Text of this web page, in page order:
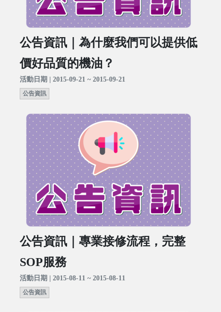
公告資訊｜為什麼我們可以提供低
價好品質的機油？
活動日期 | 2015-09-21 ~ 2015-09-21
公告資訊
公告資訊｜專業接修流程，完整
SOP服務
活動日期 | 2015-08-11 ~ 2015-08-11
公告資訊